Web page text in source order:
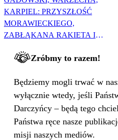
KARPIEL: PRZYSZŁOŚĆ
MORAWIECKIEGO,
ZABŁĄKANA RAKIETA I
Zróbmy to razem!
Będziemy mogli trwać w
wyłącznie wtedy, jeśli
Darczyńcy – będą tego
Państwa ręce nasze
misji naszych mediów.